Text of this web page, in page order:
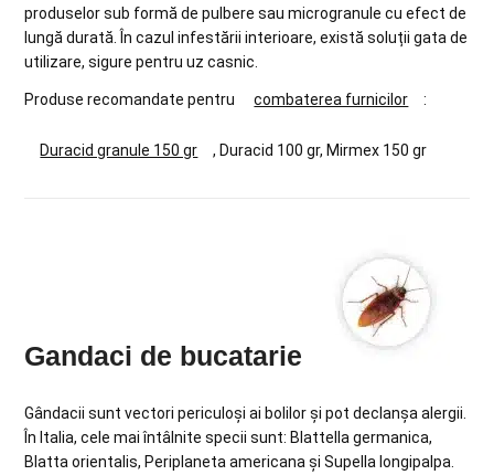
produselor sub formă de pulbere sau microgranule cu efect de
lungă durată. În cazul infestării interioare, există soluții gata de
utilizare, sigure pentru uz casnic.
Produse recomandate pentru combaterea furnicilor :
Duracid granule 150 gr , Duracid 100 gr, Mirmex 150 gr
Gandaci de bucatarie
Gândacii sunt vectori periculoși ai bolilor și pot declanșa alergii.
În Italia, cele mai întâlnite specii sunt: Blattella germanica,
Blatta orientalis, Periplaneta americana și Supella longipalpa.